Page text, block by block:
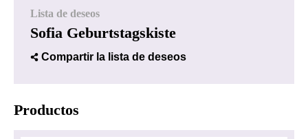
Lista de deseos
Sofia Geburtstagskiste
Compartir la lista de deseos
Productos